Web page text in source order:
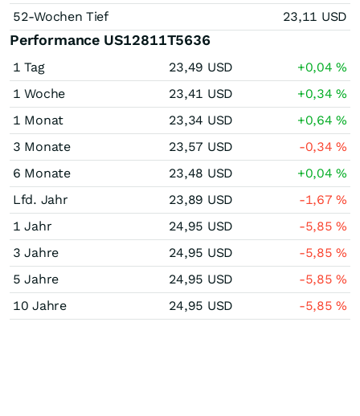
52-Wochen Tief
23,11 USD
Performance US12811T5636
1 Tag 23,49 USD +0,04%
1 Woche
23,41 USD +0,34%
1 Monat
23,34 USD +0,64%
3 Monate
23,57 USD -0,34%
6 Monate
23,48 USD +0,04%
Lfd. Jahr
23,89 USD -1,67%
1 Jahr
24,95 USD -5,85%
3 Jahre
24,95 USD -5,85%
5 Jahre
24,95 USD -5,85%
10 Jahre
24,95 USD -5,85%